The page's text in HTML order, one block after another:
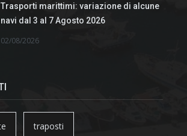
Trasporti marittimi: variazione di alcune
navi dal 3 al 7 Agosto 2026
02/08/2026
traposti